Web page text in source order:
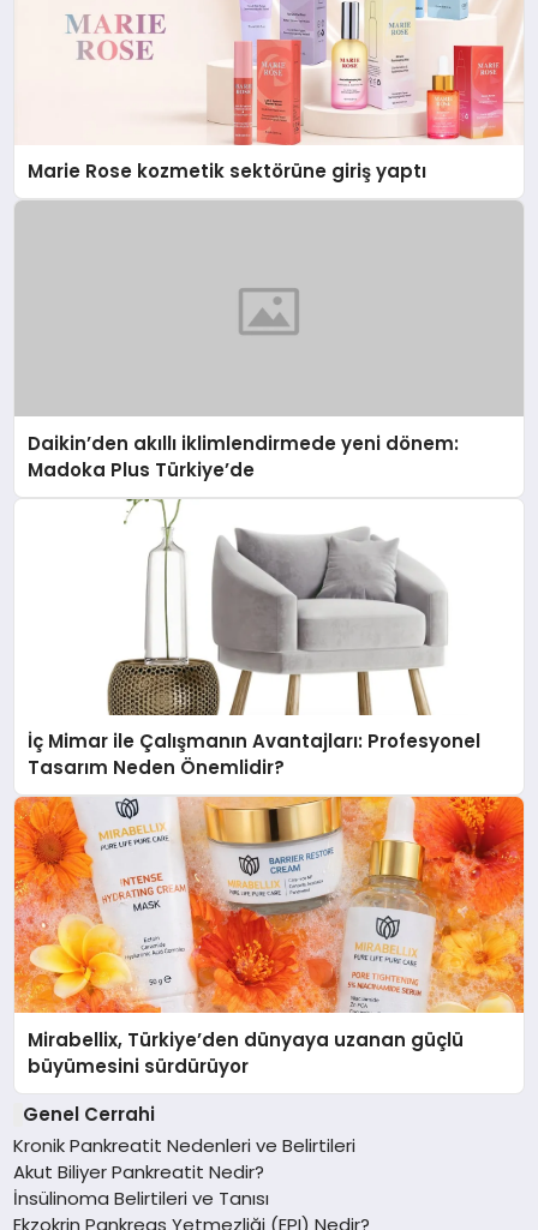
Marie Rose kozmetik sektörüne giriş yaptı
Daikin’den akıllı iklimlendirmede yeni dönem:
Madoka Plus Türkiye’de
İç Mimar ile Çalışmanın Avantajları: Profesyonel
Tasarım Neden Önemlidir?
Mirabellix, Türkiye’den dünyaya uzanan güçlü
büyümesini sürdürüyor
Genel Cerrahi
Kronik Pankreatit Nedenleri ve Belirtileri
Akut Biliyer Pankreatit Nedir?
İnsülinoma Belirtileri ve Tanısı
Ekzokrin Pankreas Yetmezliği (EPI) Nedir?